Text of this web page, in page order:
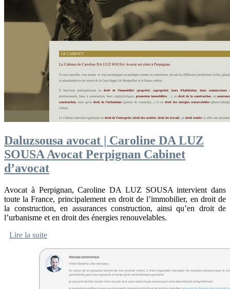
Daluzsousa avocat | Caroline DA LUZ
SOUSA Avocat Perpignan Cabinet
d’avocat
Avocat à Perpignan, Caroline DA LUZ SOUSA intervient dans
toute la France, principalement en droit de l’immobilier, en droit de
la construction, en assurances construction, ainsi qu’en droit de
l’urbanisme et en droit des énergies renouvelables.
Lire la suite